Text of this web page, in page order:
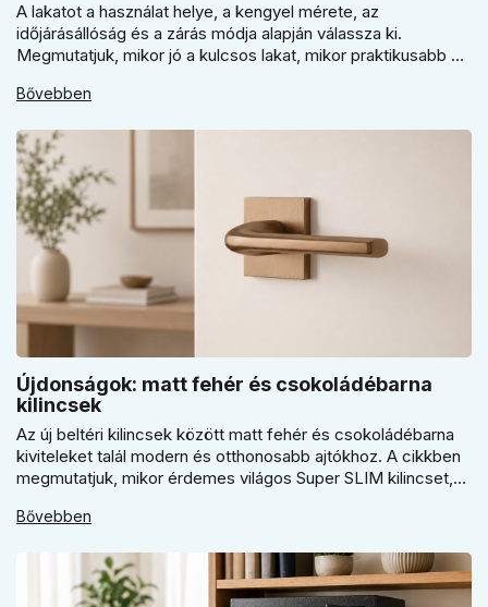
A lakatot a használat helye, a kengyel mérete, az
időjárásállóság és a zárás módja alapján válassza ki.
Megmutatjuk, mikor jó a kulcsos lakat, mikor praktikusabb a
érdemes kapuhoz, pincéhez vagy kerti házhoz csak ár
Bővebben
Újdonságok: matt fehér és csokoládébarna
kilincsek
Az új beltéri kilincsek között matt fehér és csokoládébarna
kiviteleket talál modern és otthonosabb ajtókhoz. A cikkben
megmutatjuk, mikor érdemes világos Super SLIM kilincset,
döntsön a kerek vagy szögletes rozetta között az egységes
Bővebben